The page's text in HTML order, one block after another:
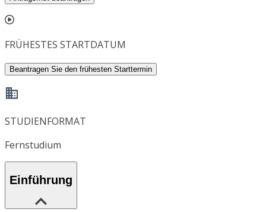
FRÜHESTES STARTDATUM
Beantragen Sie den frühesten Starttermin
STUDIENFORMAT
Fernstudium
Einführung